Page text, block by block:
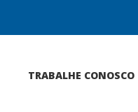
TRABALHE CONOSCO